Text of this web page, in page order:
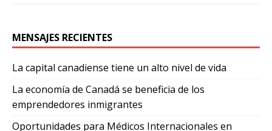
MENSAJES RECIENTES
La capital canadiense tiene un alto nivel de vida
La economía de Canadá se beneficia de los
emprendedores inmigrantes
Oportunidades para Médicos Internacionales en